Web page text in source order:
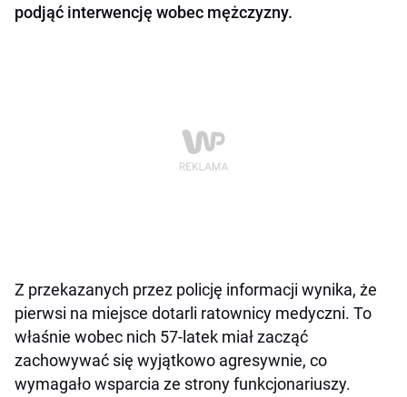
podjąć interwencję wobec mężczyzny.
Z przekazanych przez policję informacji wynika, że
pierwsi na miejsce dotarli ratownicy medyczni. To
właśnie wobec nich 57-latek miał zacząć
zachowywać się wyjątkowo agresywnie, co
wymagało wsparcia ze strony funkcjonariuszy.